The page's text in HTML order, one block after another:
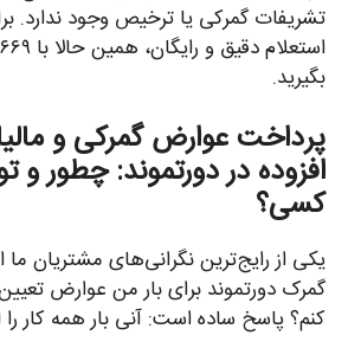
تشریفات گمرکی یا ترخیص وجود ندارد.
بگیرید.
پرداخت عوارض گمرکی و
افزوده در دورتموند: چطور
کسی؟
یکی از رایج‌ترین نگرانی‌های مشتریان
گمرک دورتموند برای بار من عوارض
کنم؟ پاسخ ساده است: آنی بار همه کار